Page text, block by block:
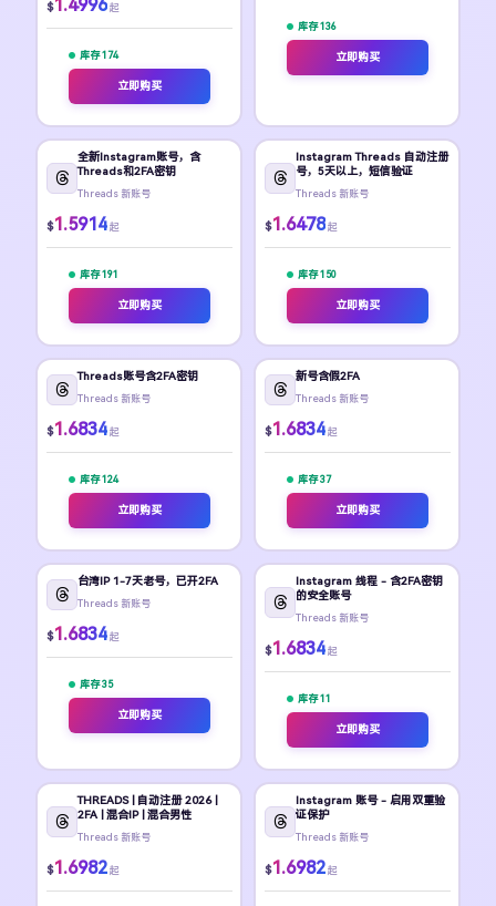
$1.4996 起
库存 174
立即购买
库存 136
立即购买
全新Instagram账号，含
Threads和2FA密钥
Threads 新账号
$1.5914 起
库存 191
立即购买
Instagram Threads 自动注册
号，5天以上，短信验证
Threads 新账号
$1.6478 起
库存 150
立即购买
Threads账号含2FA密钥
Threads 新账号
$1.6834 起
库存 124
立即购买
新号含假2FA
Threads 新账号
$1.6834 起
库存 37
立即购买
台湾IP 1-7天老号，已开2FA
Threads 新账号
$1.6834 起
库存 35
立即购买
Instagram 线程 - 含2FA密钥
的安全账号
Threads 新账号
$1.6834 起
库存 11
立即购买
THREADS | 自动注册 2026 |
2FA | 混合IP | 混合男性
Threads 新账号
$1.6982 起
Instagram 账号 - 启用双重验
证保护
Threads 新账号
$1.6982 起